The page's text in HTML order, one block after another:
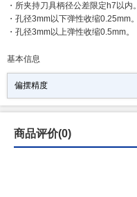
・所夹持刀具柄径公差限定h7以内。
・孔径3mm以下弹性收缩0.25mm。
・孔径3mm以上弹性收缩0.5mm。
基本信息
偏摆精度
商品评价(0)